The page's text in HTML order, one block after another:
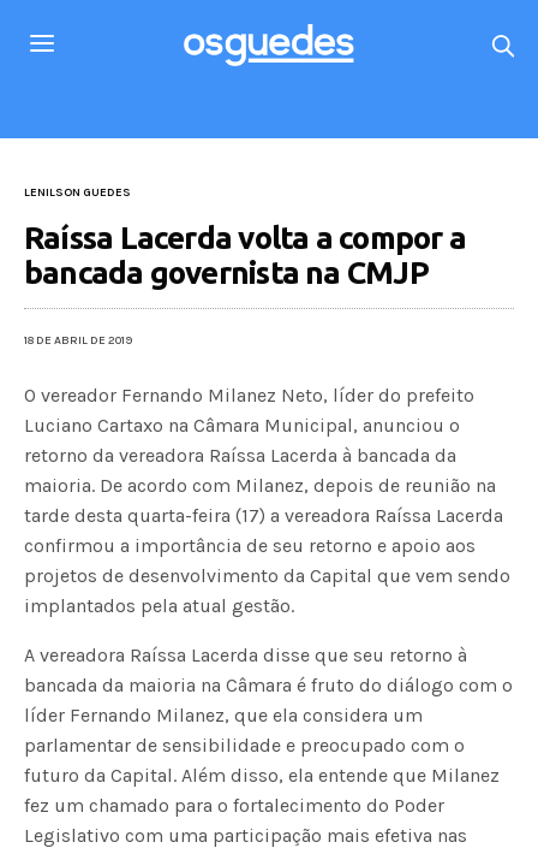
LENILSON GUEDES
Raíssa Lacerda volta a compor a
bancada governista na CMJP
18 DE ABRIL DE 2019
O vereador Fernando Milanez Neto, líder do prefeito
Luciano Cartaxo na Câmara Municipal, anunciou o
retorno da vereadora Raíssa Lacerda à bancada da
maioria. De acordo com Milanez, depois de reunião na
tarde desta quarta-feira (17) a vereadora Raíssa Lacerda
confirmou a importância de seu retorno e apoio aos
projetos de desenvolvimento da Capital que vem sendo
implantados pela atual gestão.
A vereadora Raíssa Lacerda disse que seu retorno à
bancada da maioria na Câmara é fruto do diálogo com o
líder Fernando Milanez, que ela considera um
parlamentar de sensibilidade e preocupado com o
futuro da Capital. Além disso, ela entende que Milanez
fez um chamado para o fortalecimento do Poder
Legislativo com uma participação mais efetiva nas